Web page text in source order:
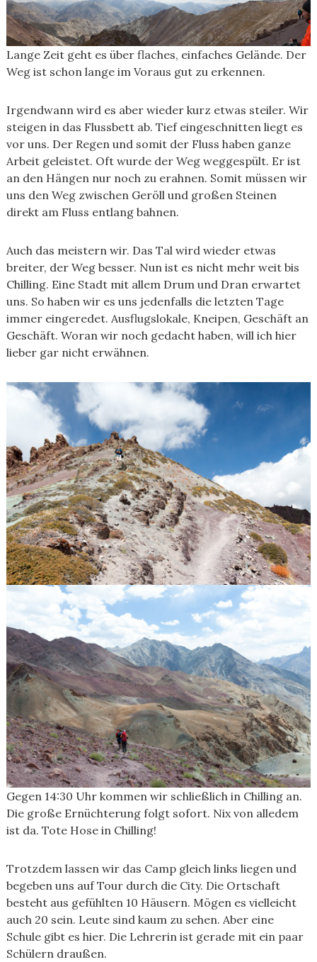
Lange Zeit geht es über flaches, einfaches Gelände. Der
Weg ist schon lange im Voraus gut zu erkennen.
Irgendwann wird es aber wieder kurz etwas steiler. Wir
steigen in das Flussbett ab. Tief eingeschnitten liegt es
vor uns. Der Regen und somit der Fluss haben ganze
Arbeit geleistet. Oft wurde der Weg weggespült. Er ist
an den Hängen nur noch zu erahnen. Somit müssen wir
uns den Weg zwischen Geröll und großen Steinen
direkt am Fluss entlang bahnen.
Auch das meistern wir. Das Tal wird wieder etwas
breiter, der Weg besser. Nun ist es nicht mehr weit bis
Chilling. Eine Stadt mit allem Drum und Dran erwartet
uns. So haben wir es uns jedenfalls die letzten Tage
immer eingeredet. Ausflugslokale, Kneipen, Geschäft an
Geschäft. Woran wir noch gedacht haben, will ich hier
lieber gar nicht erwähnen.
Gegen 14:30 Uhr kommen wir schließlich in Chilling an.
Die große Ernüchterung folgt sofort. Nix von alledem
ist da. Tote Hose in Chilling!
Trotzdem lassen wir das Camp gleich links liegen und
begeben uns auf Tour durch die City. Die Ortschaft
besteht aus gefühlten 10 Häusern. Mögen es vielleicht
auch 20 sein. Leute sind kaum zu sehen. Aber eine
Schule gibt es hier. Die Lehrerin ist gerade mit ein paar
Schülern draußen.